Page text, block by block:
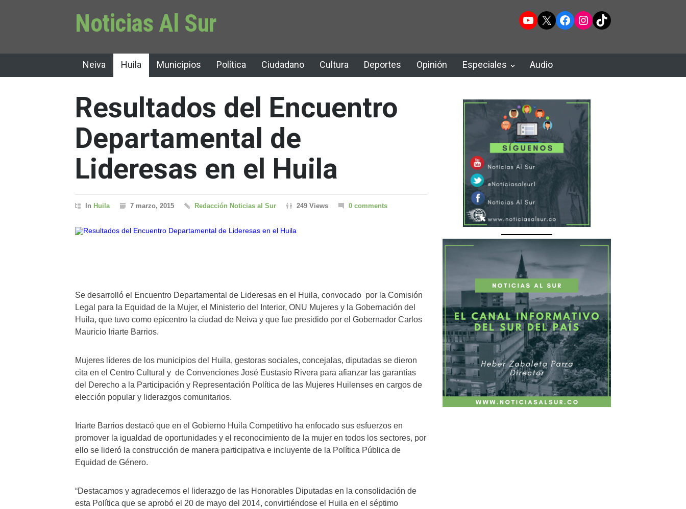
Noticias Al Sur YouTube
X Facebook
Instagram
TikTok
Neiva Huila Municipios Política Ciudadano Cultura Deportes Opinión Especiales Audio
Resultados del Encuentro
Departamental de
Lideresas en el Huila
In Huila 7 marzo, 2015 Redacción Noticias al Sur 249 Views 0 comments
Se desarrolló el Encuentro Departamental de Lideresas en el Huila, convocado por la Comisión
Legal para la Equidad de la Mujer, el Ministerio del Interior, ONU Mujeres y la Gobernación del
Huila, que tuvo como epicentro la ciudad de Neiva y que fue presidido por el Gobernador Carlos
Mauricio Iriarte Barrios.
Mujeres líderes de los municipios del Huila, gestoras sociales, concejalas, diputadas se dieron
cita en el Centro Cultural y de Convenciones José Eustasio Rivera para afianzar las garantías
del Derecho a la Participación y Representación Política de las Mujeres Huilenses en cargos de
elección popular y liderazgos comunitarios.
Iriarte Barrios destacó que en el Gobierno Huila Competitivo ha enfocado sus esfuerzos en
promover la igualdad de oportunidades y el reconocimiento de la mujer en todos los sectores, por
ello se lideró la construcción de manera participativa e incluyente de la Política Pública de
Equidad de Género.
“Destacamos y agradecemos el liderazgo de las Honorables Diputadas en la consolidación de
esta Política que se aprobó el 20 de mayo del 2014, convirtiéndose el Huila en el séptimo